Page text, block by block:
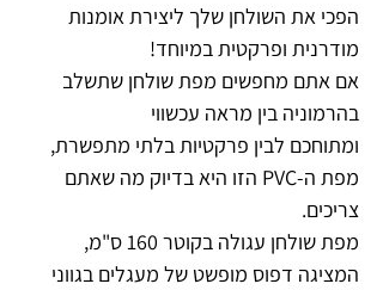
הפכי את השולחן שלך ליצירת אומנות
מודרנית ופרקטית במיוחד!
אם אתם מחפשים מפת שולחן שתשלב
בהרמוניה בין מראה עכשווי
ומתוחכם לבין פרקטיות בלתי מתפשרת,
מפת ה-PVC הזו היא בדיוק מה שאתם
צריכים.
מפת שולחן עגולה בקוטר 160 ס"מ,
המציגה דפוס מופשט של מעגלים בגווני